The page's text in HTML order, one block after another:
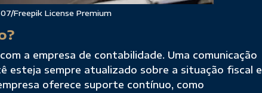
Freepik License Premium
a empresa de contabilidade. Uma comunicação
esteja sempre atualizado sobre a situação fiscal e
oferece suporte contínuo, como